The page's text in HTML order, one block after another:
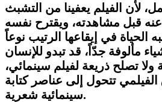
لأن الفيلم يعفينا من التشبث
عنه قبل مشاهدته، ويقترح نفسه
الحياة في إيقاعها الرتيب نوعاً
مألوفة جدّاً، قد تبدو للإنسان
ولا تصلح ذريعة لفيلم سينمائي،
تتحول إلى عناصر كتابة
سينمائية شعرية.